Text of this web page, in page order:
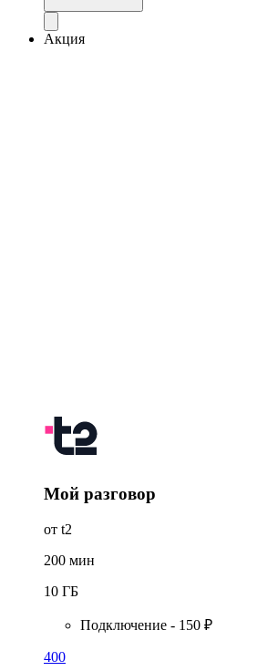
Акция
Мой разговор
от t2
200 мин
10 ГБ
Подключение - 150 ₽
400